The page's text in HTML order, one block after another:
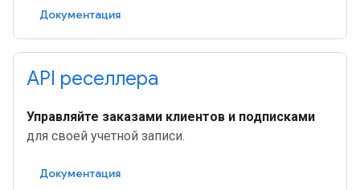
Документация
API реселлера
Управляйте заказами клиентов и подписками
для своей учетной записи.
Документация